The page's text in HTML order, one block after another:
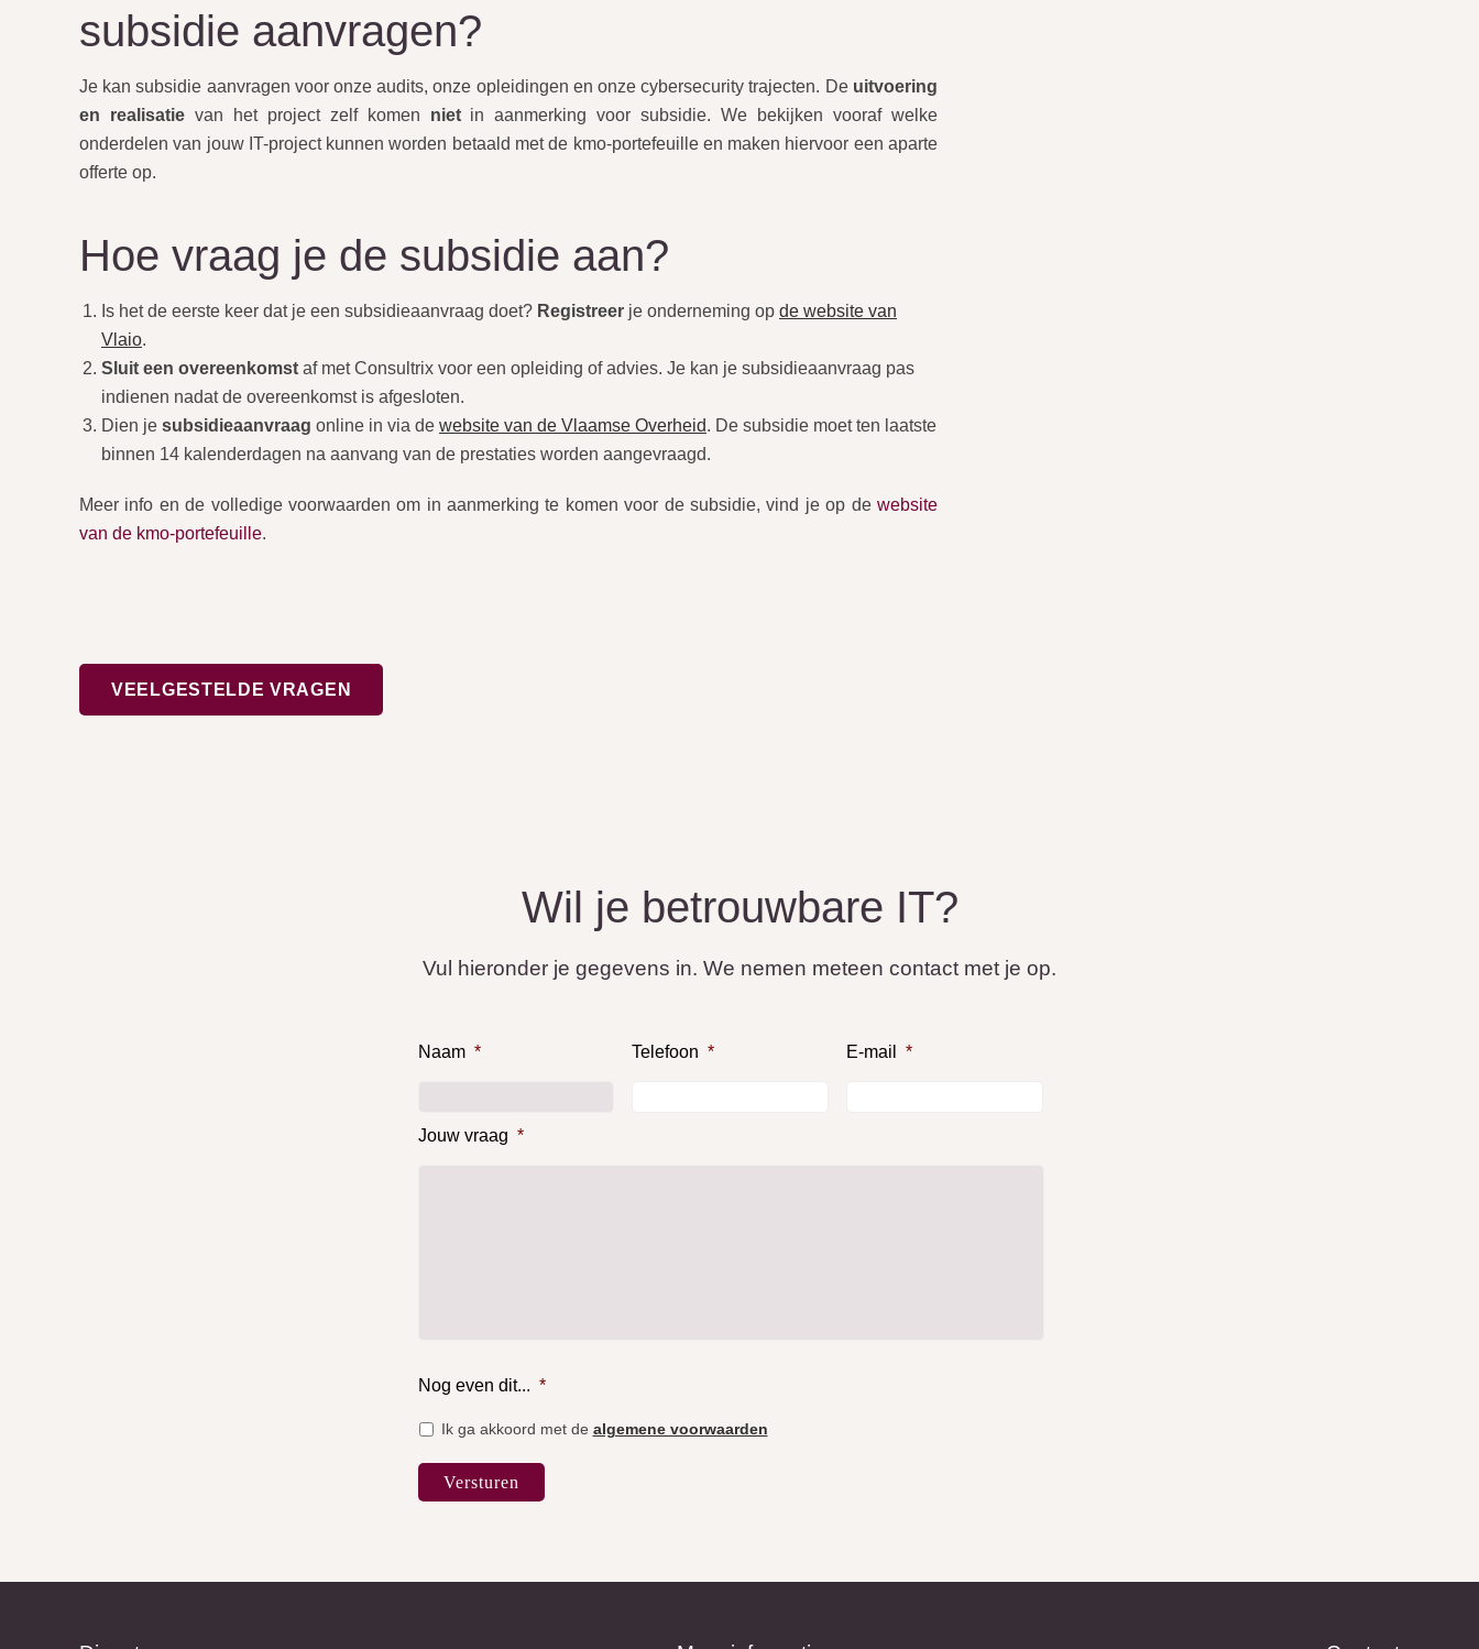
subsidie aanvragen?
Je kan subsidie aanvragen voor onze audits, onze opleidingen en onze cybersecurity trajecten. De uitvoering
en realisatievan het project zelf komen nietin aanmerking voor subsidie. We bekijken vooraf welke
onderdelen van jouw IT-project kunnen worden betaald met de kmo-portefeuille en maken hiervoor een aparte
offerte op.
Hoe vraag je de subsidie aan?
Is het de eerste keer dat je een subsidieaanvraag doet? Registreer je onderneming op de website van
Vlaio.
Sluit een overeenkomst af met Consultrix voor een opleiding of advies. Je kan je subsidieaanvraag pas
indienen nadat de overeenkomst is afgesloten.
Dien je subsidieaanvraag online in via de website van de Vlaamse Overheid. De subsidie moet ten laatste
binnen 14 kalenderdagen na aanvang van de prestaties worden aangevraagd.
Meer info en de volledige voorwaarden om in aanmerking te komen voor de subsidie, vind je op de website
van de kmo-portefeuille.
VEELGESTELDE VRAGEN
Wil je betrouwbare IT?
Vul hieronder je gegevens in. We nemen meteen contact met je op.
Naam * Telefoon * E-mail *
Jouw vraag *
Nog even dit... *
Ik ga akkoord met de algemene voorwaarden